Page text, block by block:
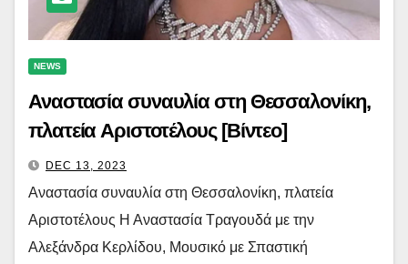
NEWS
Αναστασία συναυλία στη Θεσσαλονίκη,
πλατεία Αριστοτέλους [Βίντεο]
DEC 13, 2023
Αναστασία συναυλία στη Θεσσαλονίκη, πλατεία
Αριστοτέλους Η Αναστασία Τραγουδά με την
Αλεξάνδρα Κερλίδου, Μουσικό με Σπαστική